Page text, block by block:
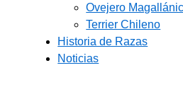
Ovejero
Terrier Chileno
Historia de Razas
Noticias